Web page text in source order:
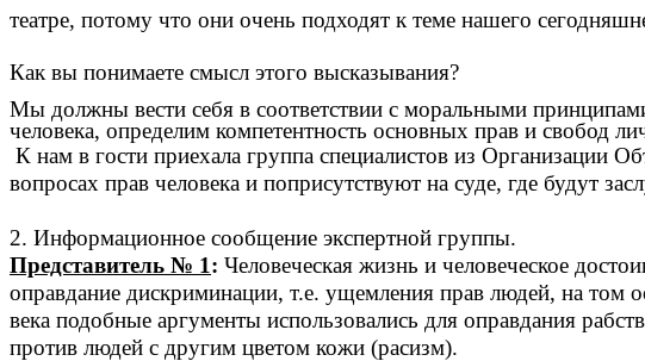
театре, потому что они очень подходят к теме нашего
Как вы понимаете смысл этого высказывания?
Мы должны вести себя в соответствии с моральными
человека, определим компетентность основных прав и свобод
К нам в гости приехала группа специалистов из Организации
вопросах прав человека и поприсутствуют на суде, где будут
2. Информационное сообщение экспертной группы.
Представитель № 1: Человеческая жизнь и человеческое
оправдание дискриминации, т.е. ущемления прав людей, на
века подобные аргументы использовались для оправдания
против людей с другим цветом кожи (расизм).